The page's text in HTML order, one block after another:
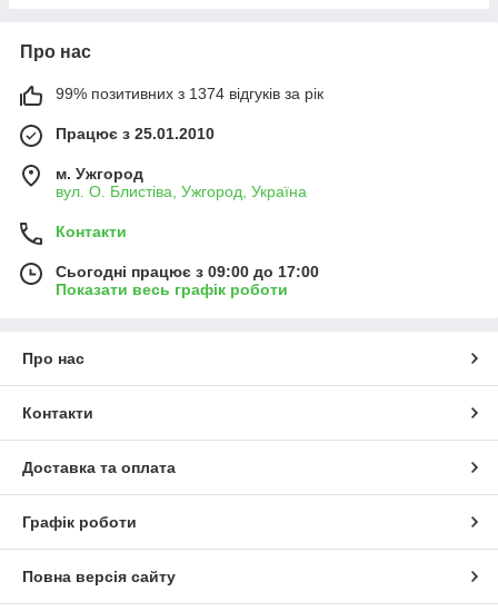
Про нас
99% позитивних з 1374 відгуків за рік
Працює з 25.01.2010
м. Ужгород
вул. О. Блистіва, Ужгород, Україна
Контакти
Сьогодні працює з 09:00 до 17:00
Показати весь графік роботи
Про нас
Контакти
Доставка та оплата
Графік роботи
Повна версія сайту